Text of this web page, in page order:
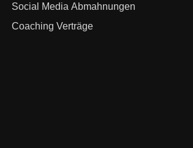
Social Media Abmahnungen
Coaching Verträge